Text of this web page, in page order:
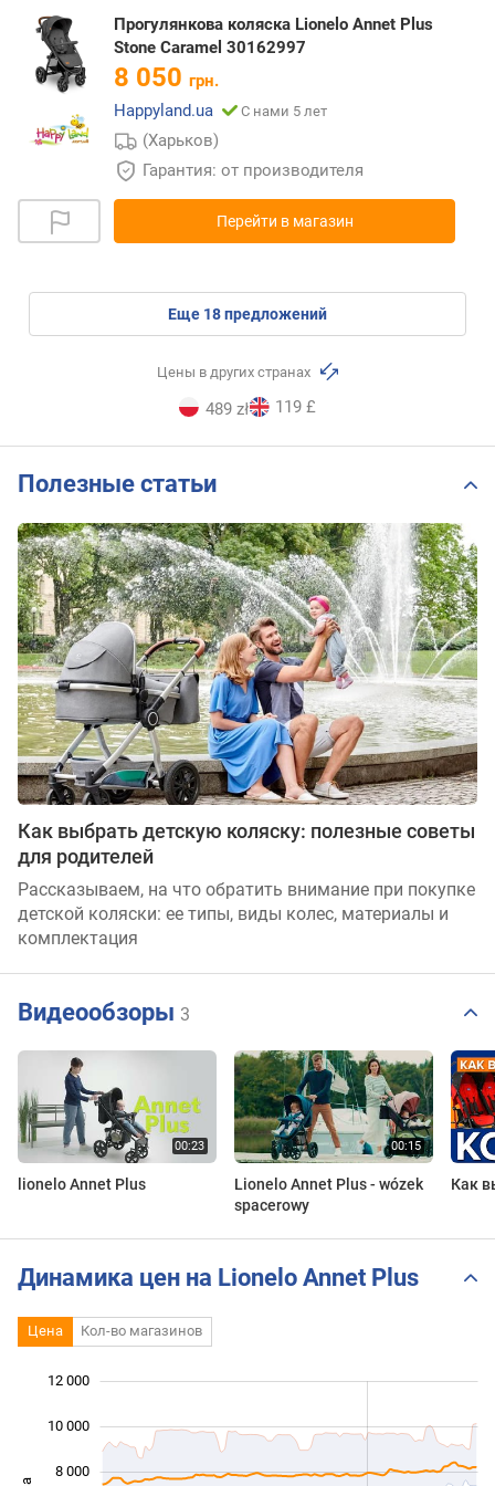
Прогулянкова коляска Lionelo Annet Plus
Stone Caramel 30162997
8 050 грн.
Happyland.ua
С нами 5 лет
(Харьков)
Гарантия: от производителя
Перейти в магазин
eще 18предложений
Цены в других странах
489 zł 119 £
Полезные статьи
Как выбрать детскую коляску: полезные советы
для родителей
Рассказываем, на что обратить внимание при покупке
детской коляски: ее типы, виды колес, материалы и
комплектация
Видеообзоры 3
lionelo Annet Plus
Lionelo Annet Plus - wózek
spacerowy
Как
Динамика цен на Lionelo Annet Plus
Цена Кол-во магазинов
8 000
12 000
10 000